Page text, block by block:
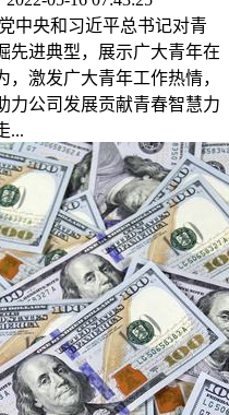
中央和习近平总书记对青
先进典型，展示广大青年在
激发广大青年工作热情，
力公司发展贡献青春智慧力
...